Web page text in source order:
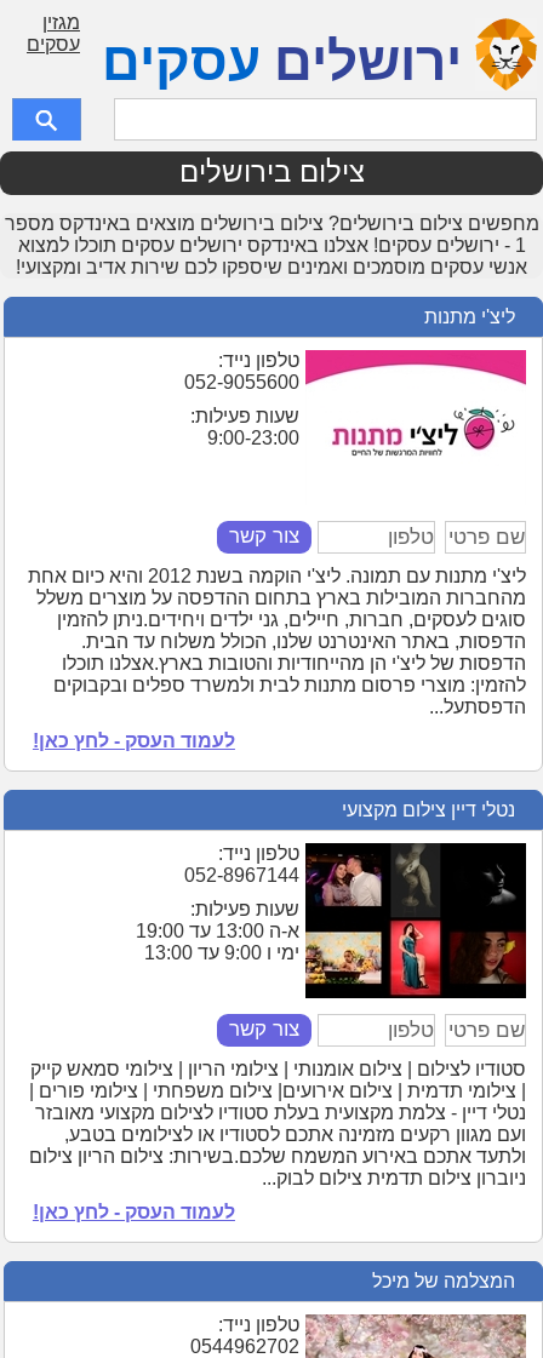
ירושלים עסקים
מגזין
עסקים
צילום בירושלים
מחפשים צילום בירושלים? צילום בירושלים מוצאים באינדקס מספר
1 - ירושלים עסקים! אצלנו באינדקס ירושלים עסקים תוכלו למצוא
אנשי עסקים מוסמכים ואמינים שיספקו לכם שירות אדיב ומקצועי!
ליצ'י מתנות
טלפון נייד:
052-9055600
שעות פעילות:
9:00-23:00
צור קשר
ליצ'י מתנות עם תמונה. ליצ'י הוקמה בשנת 2012 והיא כיום אחת
מהחברות המובילות בארץ בתחום ההדפסה על מוצרים משלל
סוגים לעסקים, חברות, חיילים, גני ילדים ויחידים.ניתן להזמין
הדפסות, באתר האינטרנט שלנו, הכולל משלוח עד הבית.
הדפסות של ליצ'י הן מהייחודיות והטובות בארץ.אצלנו תוכלו
להזמין: מוצרי פרסום מתנות לבית ולמשרד ספלים ובקבוקים
הדפסתעל...
לעמוד העסק - לחץ כאן!
נטלי דיין צילום מקצועי
טלפון נייד:
052-8967144
שעות פעילות:
א-ה 13:00 עד 19:00
ימי ו 9:00 עד 13:00
צור קשר
סטודיו לצילום | צילום אומנותי | צילומי הריון | צילומי סמאש קייק
| צילומי תדמית | צילום אירועים| צילום משפחתי | צילומי פורים |
נטלי דיין - צלמת מקצועית בעלת סטודיו לצילום מקצועי מאובזר
ועם מגוון רקעים מזמינה אתכם לסטודיו או לצילומים בטבע,
ולתעד אתכם באירוע המשמח שלכם.בשירות: צילום הריון צילום
ניוברון צילום תדמית צילום לבוק...
לעמוד העסק - לחץ כאן!
המצלמה של מיכל
טלפון נייד:
0544962702